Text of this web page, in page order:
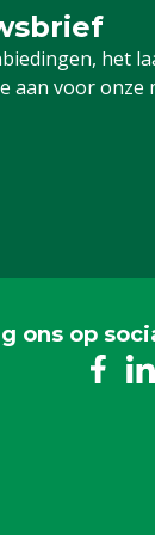
het
aan voor onze
ons op